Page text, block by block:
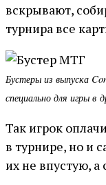
вскрывают,
турнира все
Бустеры из выпуска
специально для игры в
Так игрок
в турнире, но и
их не впустую, а